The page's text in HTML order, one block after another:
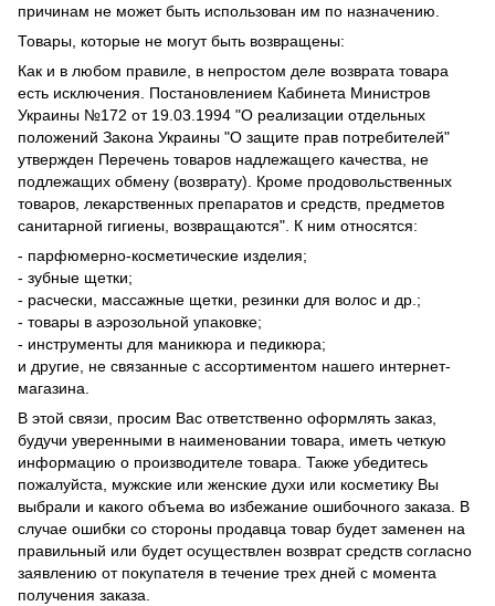
причинам не может быть использован им по назначению.
Товары, которые не могут быть возвращены:
Как и в любом правиле, в непростом деле возврата товара
есть исключения. Постановлением Кабинета Министров
Украины №172 от 19.03.1994 "О реализации отдельных
положений Закона Украины "О защите прав потребителей"
утвержден Перечень товаров надлежащего качества, не
подлежащих обмену (возврату). Кроме продовольственных
товаров, лекарственных препаратов и средств, предметов
санитарной гигиены, возвращаются". К ним относятся:
- парфюмерно-косметические изделия;
- зубные щетки;
- расчески, массажные щетки, резинки для волос и др.;
- товары в аэрозольной упаковке;
- инструменты для маникюра и педикюра;
и другие, не связанные с ассортиментом нашего интернет-
магазина.
В этой связи, просим Вас ответственно оформлять заказ,
будучи уверенными в наименовании товара, иметь четкую
информацию о производителе товара. Также убедитесь
пожалуйста, мужские или женские духи или косметику Вы
выбрали и какого объема во избежание ошибочного заказа. В
случае ошибки со стороны продавца товар будет заменен на
правильный или будет осуществлен возврат средств согласно
заявлению от покупателя в течение трех дней с момента
получения заказа.